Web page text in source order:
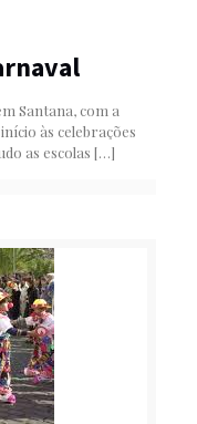
Santana, com a
às celebrações
as escolas […]